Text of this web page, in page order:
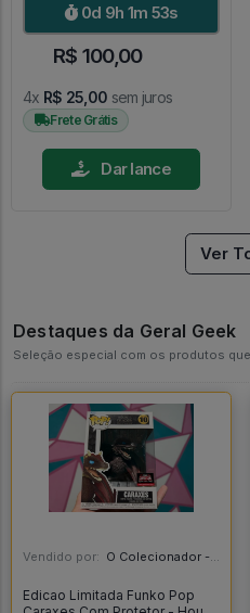
0d 9h 1m 52s
R$ 100,00
4x R$ 25,00 sem juros
Frete Grátis
Dar lance
Ver
Destaques da Geral Geek
Seleção especial com os produtos
Vendido por: O Colecionador - SP
Edicao Limitada Funko Pop